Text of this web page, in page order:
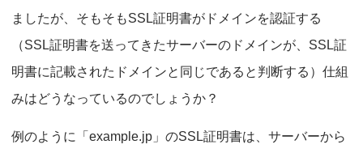
ましたが、そもそもSSL証明書がドメインを認証する
（SSL証明書を送ってきたサーバーのドメインが、SSL証
明書に記載されたドメインと同じであると判断する）仕組
みはどうなっているのでしょうか？
例のように「example.jp」のSSL証明書は、サーバーから